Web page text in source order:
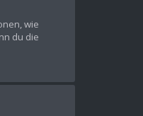
wie
du die